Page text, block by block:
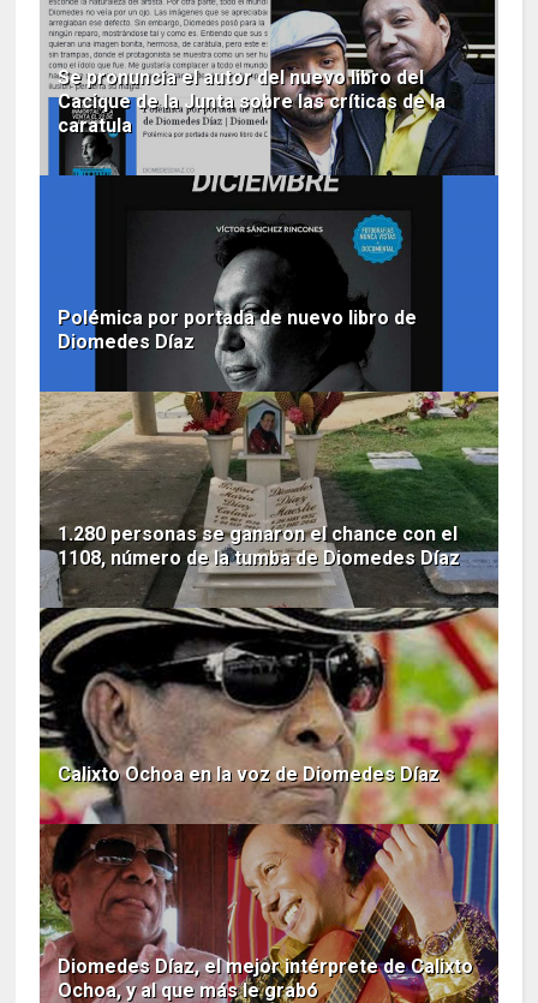
Se pronuncia el autor del nuevo libro del
Cacique de la Junta sobre las críticas de la
caratula
Polémica por portada de nuevo libro de
Diomedes Díaz
1.280 personas se ganaron el chance con el
1108, número de la tumba de Diomedes Díaz
Calixto Ochoa en la voz de Diomedes Díaz
Diomedes Díaz, el mejor intérprete de Calixto
Ochoa, y al que más le grabó